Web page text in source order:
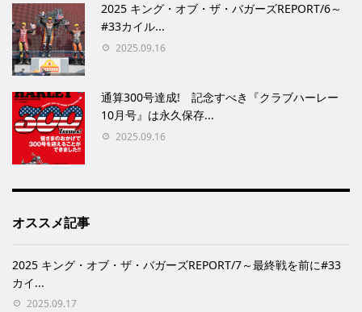
2025 キング・オブ・ザ・バガーズREPORT/6～
#33カイル...
2025.09.16
通算300号達成! 記念すべき『クラブハーレー
10月号』は永久保存...
2025.09.16
オススメ記事
2025 キング・オブ・ザ・バガーズREPORT/7～最終戦を前に#33
カイ...
2025.09.17